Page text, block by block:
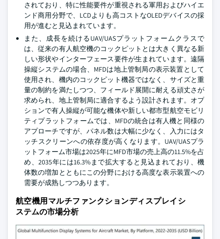
されており、特に性能要件が重視される軍用およびハイエ
ンド商用分野で、LCDよりも高コストなOLEDデバイスの採
用が進むと見込まれています。
また、成長を続けるUAV/UASプラットフォームクラスで
は、従来の有人航空機のコックピットとは大きく異なる新
しい形状やインターフェース要件が生まれています。遠隔
操縦システムの場合、MFDは地上管制局の表示装置として
使用され、機内のコックピット機器ではなく、サイズと重
量の制約を満たしつつ、フィールド展開に耐える頑丈さが
求められ、地上管制局に適合するよう設計されます。オプ
ションで有人操縦が可能な機体や新しい都市型航空モビリ
ティプラットフォームでは、MFDの統合は有人機と同様の
アプローチですが、パネル数は大幅に少なく、入力にはタ
ッチスクリーンへの依存度が高くなります。UAV/UASプラ
ットフォーム市場は2025年にMFD市場の売上高の11.5%を占
め、2035年には16.3%まで拡大すると見込まれており、機
体数の増加とともにこの分野における高度な表示装置への
需要が成熟しつつあります。
航空機用マルチファンクションディスプレイシ
ステムの市場分析